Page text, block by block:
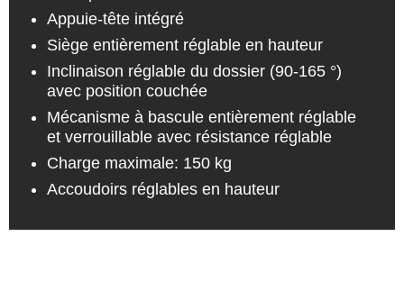
Appuie-tête intégré
Siège entièrement réglable en hauteur
Inclinaison réglable du dossier (90-165 °)
avec position couchée
Mécanisme à bascule entièrement réglable
et verrouillable avec résistance réglable
Charge maximale: 150 kg
Accoudoirs réglables en hauteur